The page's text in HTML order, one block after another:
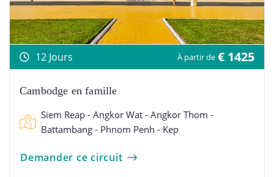
12 Jours À partir de € 1425
Cambodge en famille
Siem Reap - Angkor Wat - Angkor Thom -
Battambang - Phnom Penh - Kep
Demander ce circuit